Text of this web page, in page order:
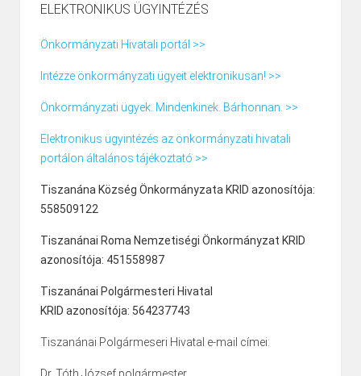
ELEKTRONIKUS ÜGYINTÉZÉS
Önkormányzati Hivatali portál >>
Intézze önkormányzati ügyeit elektronikusan! >>
Önkormányzati ügyek. Mindenkinek. Bárhonnan. >>
Elektronikus ügyintézés az önkormányzati hivatali
portálon általános tájékoztató >>
Tiszanána Község Önkormányzata KRID azonosítója:
558509122
Tiszanánai Roma Nemzetiségi Önkormányzat KRID
azonosítója: 451558987
Tiszanánai Polgármesteri Hivatal
KRID azonosítója: 564237743
Tiszanánai Polgármeseri Hivatal e-mail címei: